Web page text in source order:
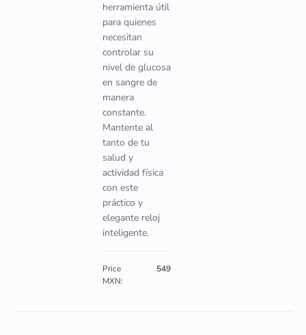
herramienta útil
para quienes
necesitan
controlar su
nivel de glucosa
en sangre de
manera
constante.
Mantente al
tanto de tu
salud y
actividad física
con este
práctico y
elegante reloj
inteligente.
Price
MXN:
549